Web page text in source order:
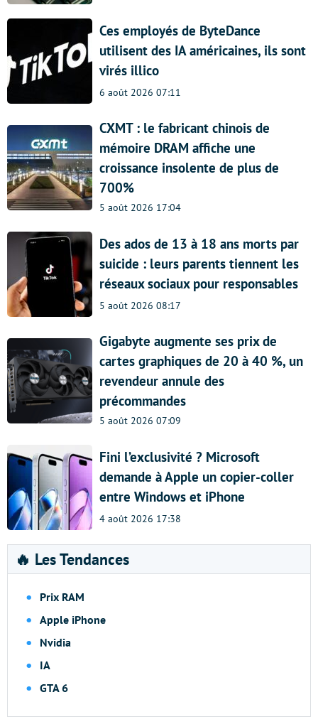
Ces employés de ByteDance
utilisent des IA américaines, ils sont
virés illico
6 août 2026 07:11
CXMT : le fabricant chinois de
mémoire DRAM affiche une
croissance insolente de plus de
700%
5 août 2026 17:04
Des ados de 13 à 18 ans morts par
suicide : leurs parents tiennent les
réseaux sociaux pour responsables
5 août 2026 08:17
Gigabyte augmente ses prix de
cartes graphiques de 20 à 40 %, un
revendeur annule des
précommandes
5 août 2026 07:09
Fini l’exclusivité ? Microsoft
demande à Apple un copier-coller
entre Windows et iPhone
4 août 2026 17:38
🔥 Les Tendances
Prix RAM
Apple iPhone
Nvidia
IA
GTA 6